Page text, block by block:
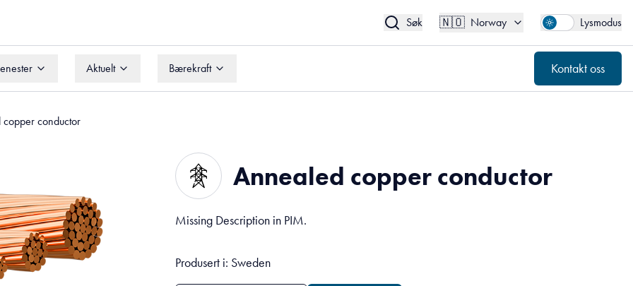
Søk 🇳🇴 Norway Lysmodus
Aktuelt Bærekraft Kontakt oss
Norway Kontakt oss
conductor
Annealed copper conductor
Missing Description in PIM.
Produsert i: Sweden